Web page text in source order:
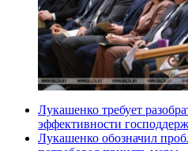
Лукашенко требует
эффективности
Лукашенко обозначил